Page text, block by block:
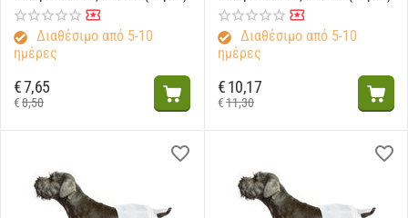
Διαθέσιμο από 5-10
ημέρες
€8,50
€7,65
Διαθέσιμο από 5-10
ημέρες
€11,30
€10,17